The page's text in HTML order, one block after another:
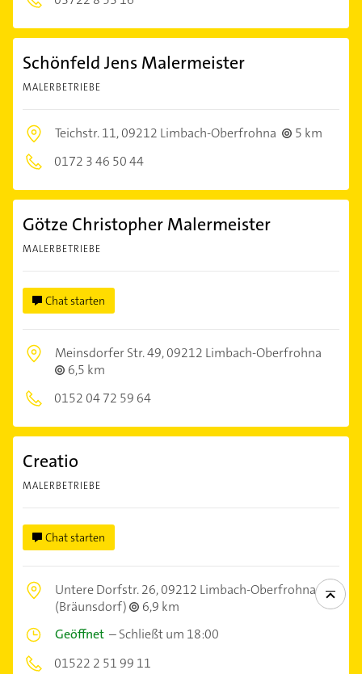
Schönfeld Jens Malermeister
MALERBETRIEBE
Teichstr. 11,09212 Limbach-Oberfrohna
5 km
0172 3 46 50 44
Götze Christopher Malermeister
MALERBETRIEBE
Chat starten
Meinsdorfer Str. 49,09212 Limbach-Oberfrohna
6,5 km
0152 04 72 59 64
Creatio
MALERBETRIEBE
Chat starten
Untere Dorfstr. 26,09212 Limbach-Oberfrohna
(Bräunsdorf)
6,9 km
Geöffnet –Schließt um 18:00
01522 2 51 99 11